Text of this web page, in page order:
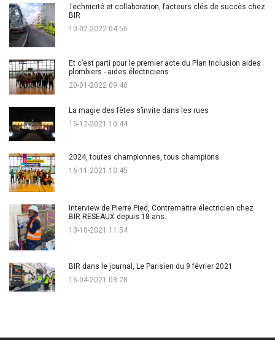
Technicité et collaboration, facteurs clés de succès chez
BIR
10-02-2022 04:56
Et c’est parti pour le premier acte du Plan Inclusion aides
plombiers - aides électriciens
20-01-2022 09:40
La magie des fêtes s’invite dans les rues
15-12-2021 10:44
2024, toutes championnes, tous champions
16-11-2021 10:45
Interview de Pierre Pied, Contremaitre électricien chez
BIR RESEAUX depuis 18 ans.
13-10-2021 11:54
BIR dans le journal, Le Parisien du 9 février 2021
16-04-2021 03:28